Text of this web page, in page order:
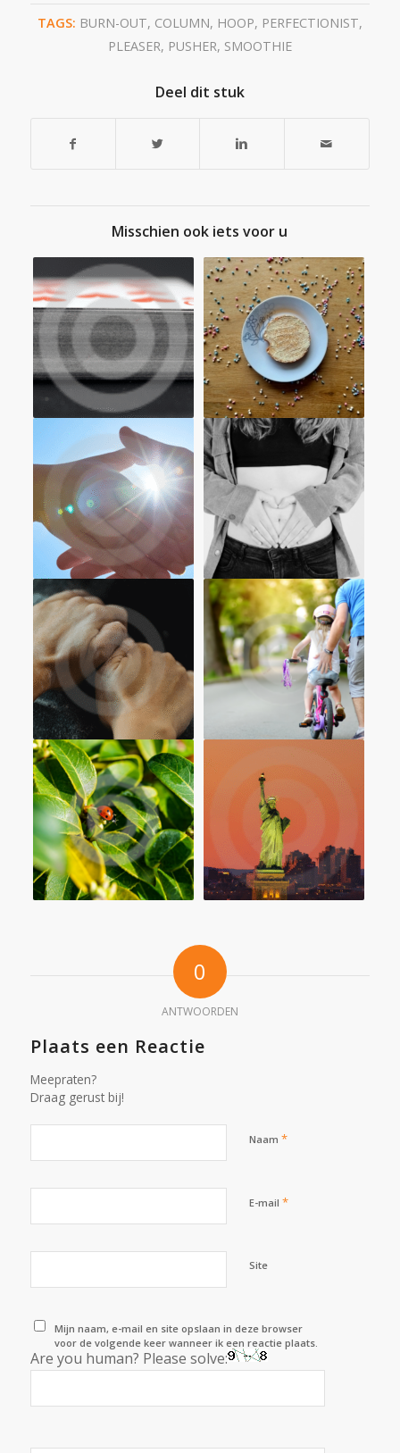
TAGS: BURN-OUT, COLUMN, HOOP, PERFECTIONIST,
PLEASER, PUSHER, SMOOTHIE
Deel dit stuk
Misschien ook iets voor u
0
ANTWOORDEN
Plaats een Reactie
Meepraten?
Draag gerust bij!
Naam *
E-mail *
Site
Mijn naam, e-mail en site opslaan in deze browser
voor de volgende keer wanneer ik een reactie plaats.
Are you human? Please solve: